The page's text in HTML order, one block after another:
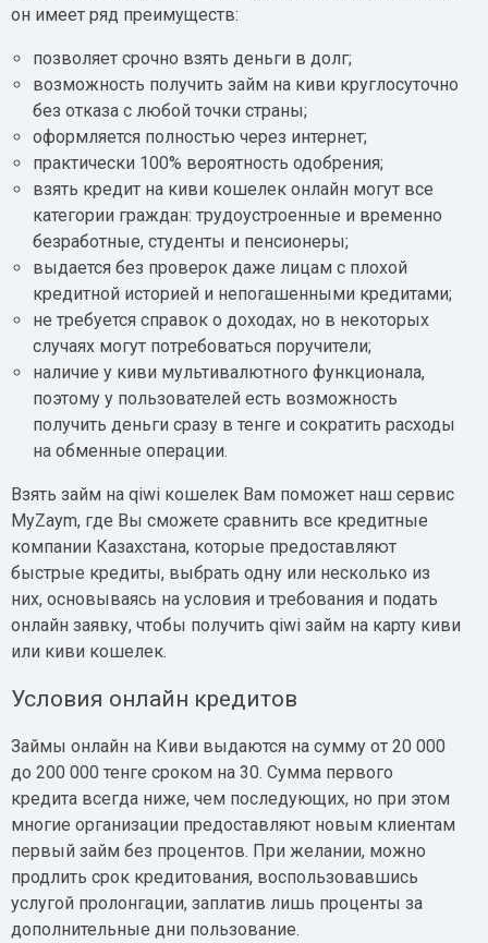
он имеет ряд преимуществ:
позволяет срочно взять деньги в долг;
возможность получить займ на киви круглосуточно
без отказа с любой точки страны;
оформляется полностью через интернет;
практически 100% вероятность одобрения;
взять кредит на киви кошелек онлайн могут все
категории граждан: трудоустроенные и временно
безработные, студенты и пенсионеры;
выдается без проверок даже лицам с плохой
кредитной историей и непогашенными кредитами;
не требуется справок о доходах, но в некоторых
случаях могут потребоваться поручители;
наличие у киви мультивалютного функционала,
поэтому у пользователей есть возможность
получить деньги сразу в тенге и сократить расходы
на обменные операции.
Взять займ на qiwi кошелек Вам поможет наш сервис
MyZaym, где Вы сможете сравнить все кредитные
компании Казахстана, которые предоставляют
быстрые кредиты, выбрать одну или несколько из
них, основываясь на условия и требования и подать
онлайн заявку, чтобы получить qiwi займ на карту киви
или киви кошелек.
Условия онлайн кредитов
Займы онлайн на Киви выдаются на сумму от 20 000
до 200 000 тенге сроком на 30. Сумма первого
кредита всегда ниже, чем последующих, но при этом
многие организации предоставляют новым клиентам
первый займ без процентов. При желании, можно
продлить срок кредитования, воспользовавшись
услугой пролонгации, заплатив лишь проценты за
дополнительные дни пользование.